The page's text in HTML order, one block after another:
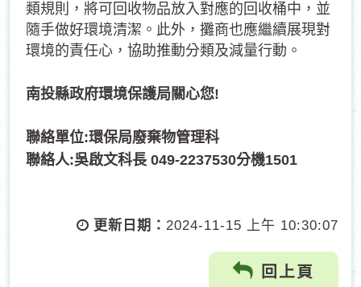
類規則，將可回收物品放入對應的回收桶中，並
隨手做好環境清潔。此外，攤商也應繼續展現對
環境的責任心，協助推動分類及減量行動。
南投縣政府環境保護局關心您!
聯絡單位:環保局廢棄物管理科
聯絡人:吳啟文科長049-2237530分機1501
更新日期： 2024-11-15 上午 10:30:07
回上頁